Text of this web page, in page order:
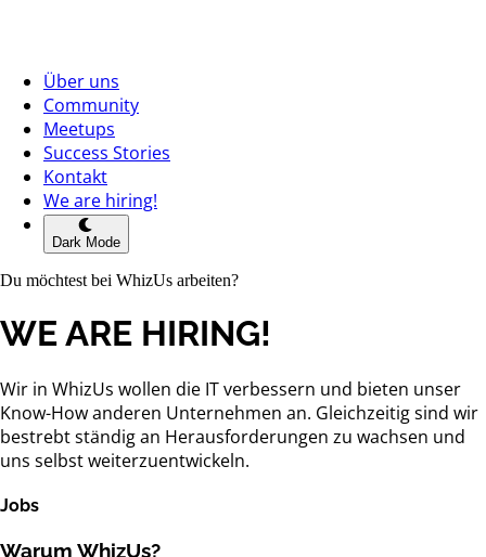
Über uns
Community
Meetups
Success Stories
Kontakt
We are hiring!
Dark Mode
Du möchtest bei WhizUs arbeiten?
WE ARE HIRING!
Wir in WhizUs wollen die IT verbessern und bieten unser
Know-How anderen Unternehmen an. Gleichzeitig sind wir
bestrebt ständig an Herausforderungen zu wachsen und
uns selbst weiterzuentwickeln.
Jobs
Warum WhizUs?